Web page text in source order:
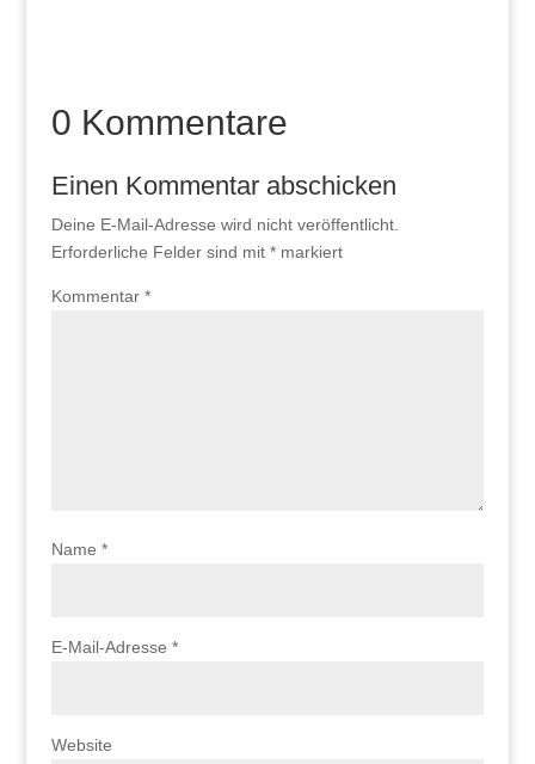
0 Kommentare
Einen Kommentar abschicken
Deine E-Mail-Adresse wird nicht veröffentlicht.
Erforderliche Felder sind mit *markiert
Kommentar *
Name *
E-Mail-Adresse *
Website